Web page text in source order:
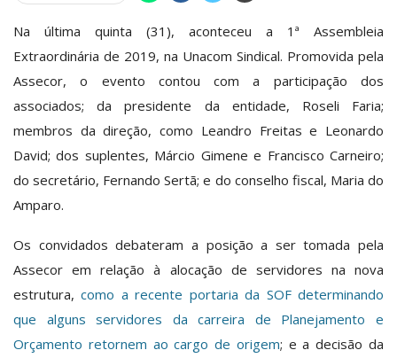
Na última quinta (31), aconteceu a 1ª Assembleia
Extraordinária de 2019, na Unacom Sindical. Promovida pela
Assecor, o evento contou com a participação dos
associados; da presidente da entidade, Roseli Faria;
membros da direção, como Leandro Freitas e Leonardo
David; dos suplentes, Márcio Gimene e Francisco Carneiro;
do secretário, Fernando Sertã; e do conselho fiscal, Maria do
Amparo.
Os convidados debateram a posição a ser tomada pela
Assecor em relação à alocação de servidores na nova
estrutura,como a recente portaria da SOF determinando
que alguns servidores da carreira de Planejamento e
Orçamento retornem ao cargo de origem; e a decisão da